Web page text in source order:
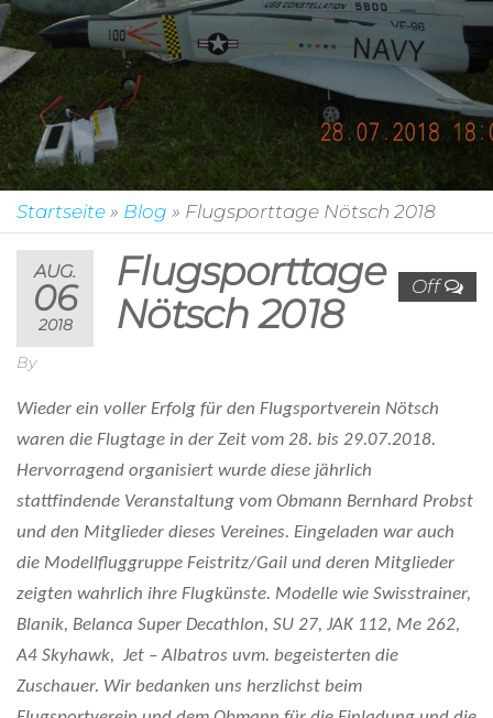
Startseite » Blog » Flugsporttage Nötsch 2018
AUG.
06
2018
Off
Flugsporttage
Nötsch 2018
By
Wieder ein voller Erfolg für den Flugsportverein Nötsch
waren die Flugtage in der Zeit vom 28. bis 29.07.2018.
Hervorragend organisiert wurde diese jährlich
stattfindende Veranstaltung vom Obmann Bernhard Probst
und den Mitglieder dieses Vereines. Eingeladen war auch
die Modellfluggruppe Feistritz/Gail und deren Mitglieder
zeigten wahrlich ihre Flugkünste. Modelle wie Swisstrainer,
Blanik, Belanca Super Decathlon, SU 27, JAK 112, Me 262,
A4 Skyhawk, Jet – Albatros uvm. begeisterten die
Zuschauer. Wir bedanken uns herzlichst beim